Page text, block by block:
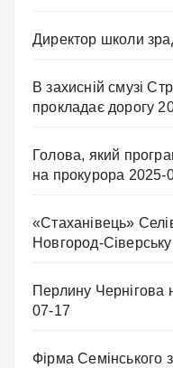
Директор школи
В захисній смузі
прокладає дорогу
Голова, який
на прокурора 2025-
«Стаханівець»
Новгород-Сіверську
Перлину Чернігова
07-17
Фірма Семінського